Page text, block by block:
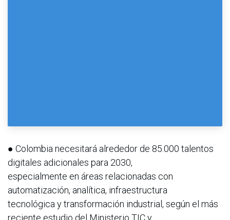
● Colombia necesitará alrededor de 85.000 talentos
digitales adicionales para 2030,
especialmente en áreas relacionadas con
automatización, analítica, infraestructura
tecnológica y transformación industrial, según el más
reciente estudio del Ministerio TIC y